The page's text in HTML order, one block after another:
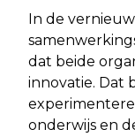
In de
dat beide
innovatie. Dat
onderwijs en